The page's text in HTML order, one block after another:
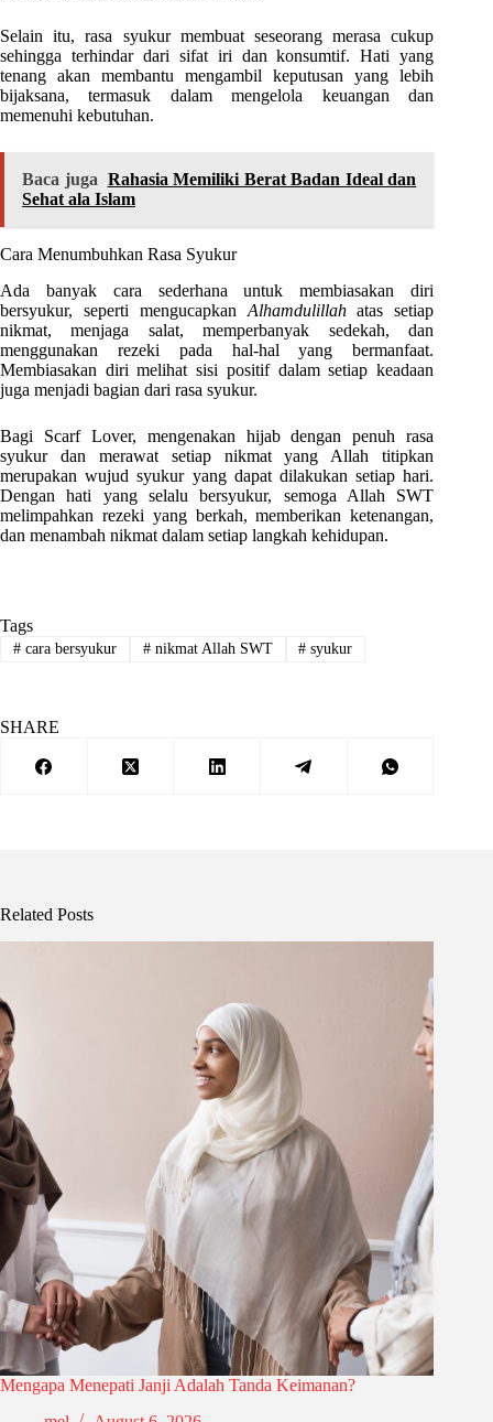
Selain itu, rasa syukur membuat seseorang merasa cukup
sehingga terhindar dari sifat iri dan konsumtif. Hati yang
tenang akan membantu mengambil keputusan yang lebih
bijaksana, termasuk dalam mengelola keuangan dan
memenuhi kebutuhan.
Baca juga Rahasia Memiliki Berat Badan Ideal dan
Sehat ala Islam
Cara Menumbuhkan Rasa Syukur
Ada banyak cara sederhana untuk membiasakan diri
bersyukur, seperti mengucapkan Alhamdulillahatas setiap
nikmat, menjaga salat, memperbanyak sedekah, dan
menggunakan rezeki pada hal-hal yang bermanfaat.
Membiasakan diri melihat sisi positif dalam setiap keadaan
juga menjadi bagian dari rasa syukur.
Bagi Scarf Lover, mengenakan hijab dengan penuh rasa
syukur dan merawat setiap nikmat yang Allah titipkan
merupakan wujud syukur yang dapat dilakukan setiap hari.
Dengan hati yang selalu bersyukur, semoga Allah SWT
melimpahkan rezeki yang berkah, memberikan ketenangan,
dan menambah nikmat dalam setiap langkah kehidupan.
Tags
#cara bersyukur #nikmat Allah SWT # syukur
SHARE
Related Posts
Mengapa Menepati Janji Adalah Tanda Keimanan?